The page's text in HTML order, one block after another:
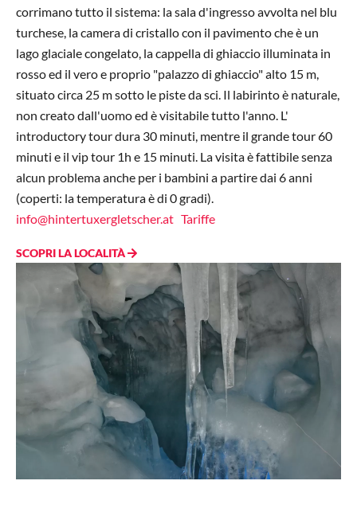
corrimano tutto il sistema: la sala d'ingresso avvolta nel blu
turchese, la camera di cristallo con il pavimento che è un
lago glaciale congelato, la cappella di ghiaccio illuminata in
rosso ed il vero e proprio "palazzo di ghiaccio" alto 15 m,
situato circa 25 m sotto le piste da sci. Il labirinto è naturale,
non creato dall'uomo ed è visitabile tutto l'anno. L'
introductory tour dura 30 minuti, mentre il grande tour 60
minuti e il vip tour 1h e 15 minuti. La visitaè fattibile senza
alcun problema anche per i bambini a partire dai 6 anni
(coperti: la temperatura è di 0 gradi).
info@hintertuxergletscher.at Tariffe
SCOPRI LA LOCALITÀ